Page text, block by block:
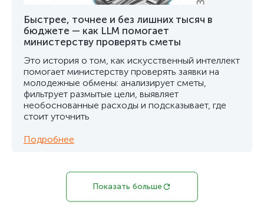
Быстрее, точнее и без лишних тысяч в
бюджете — как LLM помогает
министерству проверять сметы
Это история о том, как искусственный интеллект
помогает министерству проверять заявки на
молодежные обмены: анализирует сметы,
фильтрует размытые цели, выявляет
необоснованные расходы и подсказывает, где
стоит уточнить
Подробнее
Показать больше